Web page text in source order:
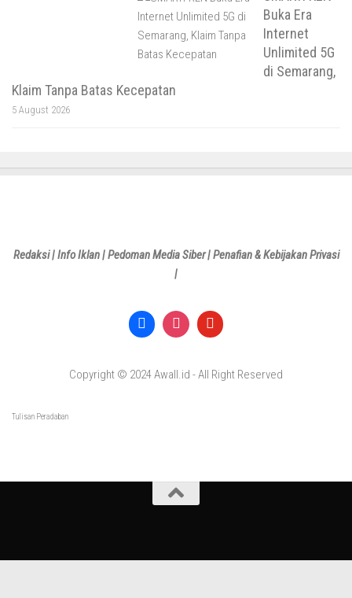
Buka Era
Internet
Unlimited 5G
di Semarang,
Klaim Tanpa Batas Kecepatan
5 August 2026
Redaksi|Info Iklan|Pedoman Media Siber|Penafian & Kebijakan Privasi
|
Copyright © 2024 Awall.id - All Right Reserved
Tulisan Peradaban